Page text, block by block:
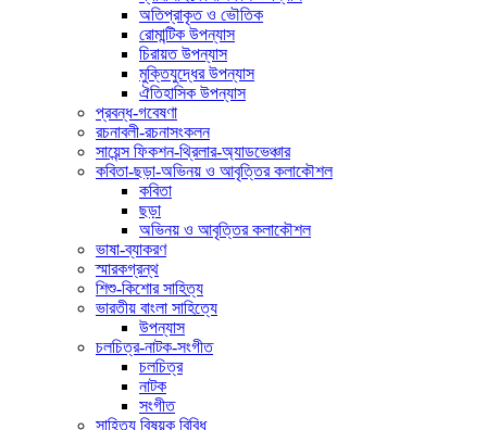
অতিপ্রাকৃত ও ভৌতিক
রোমান্টিক উপন্যাস
চিরায়ত উপন্যাস
মুক্তিযুদ্ধের উপন্যাস
ঐতিহাসিক উপন্যাস
প্রবন্ধ-গবেষণা
রচনাবলী-রচনাসংকলন
সায়েন্স ফিকশন-থ্রিলার-অ্যাডভেঞ্চার
কবিতা-ছড়া-অভিনয় ও আবৃত্তির কলাকৌশল
কবিতা
ছড়া
অভিনয় ও আবৃত্তির কলাকৌশল
ভাষা-ব্যাকরণ
স্মারকগ্রন্থ
শিশু-কিশোর সাহিত্য
ভারতীয় বাংলা সাহিত্যে
উপন্যাস
চলচিত্র-নাটক-সংগীত
চলচিত্র
নাটক
সংগীত
সাহিত্য বিষয়ক বিবিধ